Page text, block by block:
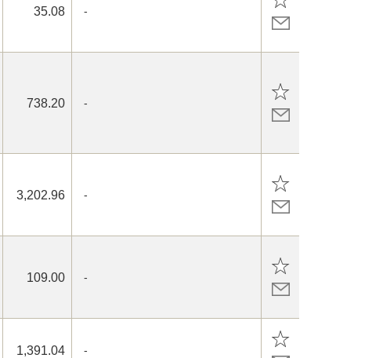
35.08 -
738.20 -
3,202.96 -
109.00 -
1,391.04 -